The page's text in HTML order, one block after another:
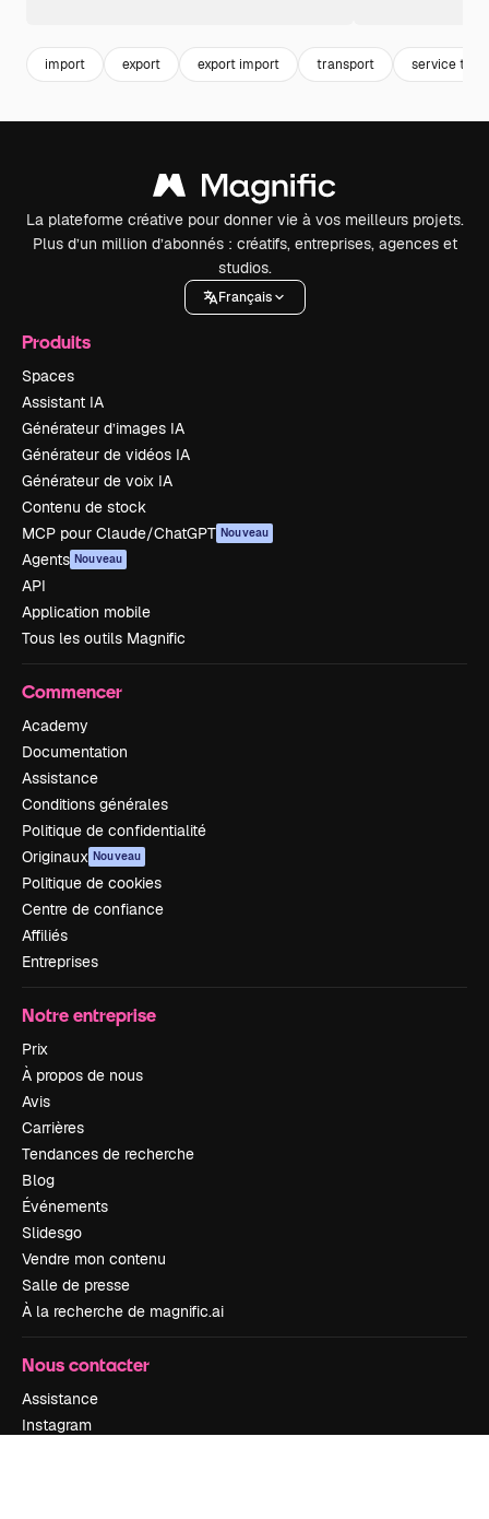
import export export import transport service
La plateforme créative pour donner vie à vos meilleurs projets.
Plus d’un million d’abonnés : créatifs, entreprises, agences et
studios.
Français
Produits
Spaces
Assistant IA
Générateur d’images IA
Générateur de vidéos IA
Générateur de voix IA
Contenu de stock
MCP pour Claude/ChatGPT Nouveau
Agents Nouveau
API
Application mobile
Tous les outils Magnific
Commencer
Academy
Documentation
Assistance
Conditions générales
Politique de confidentialité
Originaux Nouveau
Politique de cookies
Centre de confiance
Affiliés
Entreprises
Notre entreprise
Prix
À propos de nous
Avis
Carrières
Tendances de recherche
Blog
Événements
Slidesgo
Vendre mon contenu
Salle de presse
À la recherche de magnific.ai
Nous contacter
Assistance
Instagram